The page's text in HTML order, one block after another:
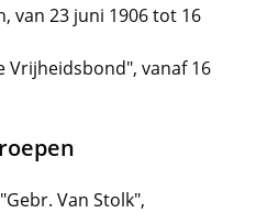
van 23 juni 1906 tot 16
Vrijheidsbond", vanaf 16
Van Stolk",